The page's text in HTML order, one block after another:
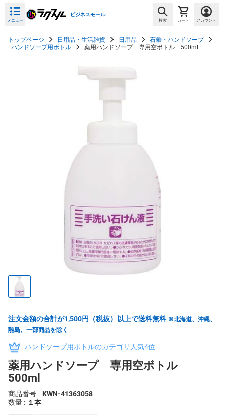
メニュー
ビジネスモール
検索 カート アカウント
トップページ 日用品・生活雑貨 日用品
石鹸・ハンドソープ
ハンドソープ用ボトル
薬用ハンドソープ 専用空ボトル 500ml
注文金額の合計が1,500円（税抜）以上で送料無料 ※北海道、沖縄、
離島、一部商品を除く
ハンドソープ用ボトルのカテゴリ人気4位
薬用ハンドソープ 専用空ボトル
500ml
商品番号
KWN-41363058
数量 : １本